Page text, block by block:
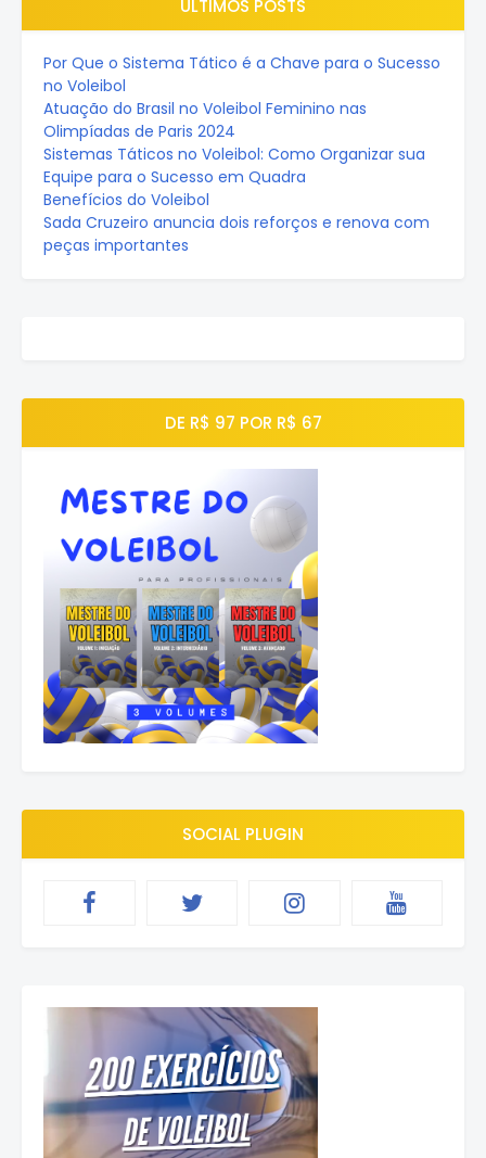
ÚLTIMOS POSTS
Por Que o Sistema Tático é a Chave para o Sucesso
no Voleibol
Atuação do Brasil no Voleibol Feminino nas
Olimpíadas de Paris 2024
Sistemas Táticos no Voleibol: Como Organizar sua
Equipe para o Sucesso em Quadra
Benefícios do Voleibol
Sada Cruzeiro anuncia dois reforços e renova com
peças importantes
DE R$ 97 POR R$ 67
SOCIAL PLUGIN